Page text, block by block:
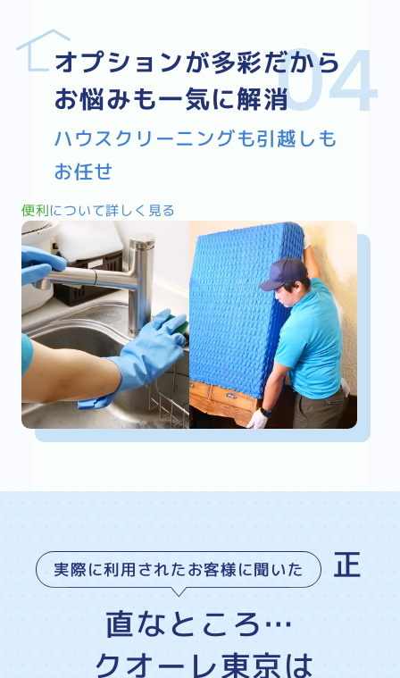
オプションが多彩だから
お悩みも一気に解消
ハウスクリーニングも引越しも
お任せ
便利について詳しく見る
実際に利用されたお客様に聞いた
正
直なところ…
クオーレ東京は